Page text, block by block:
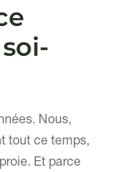
Nous,
tout ce temps,
Et parce